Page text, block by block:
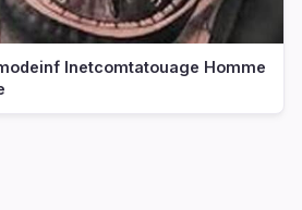
Inetcomtatouage Homme